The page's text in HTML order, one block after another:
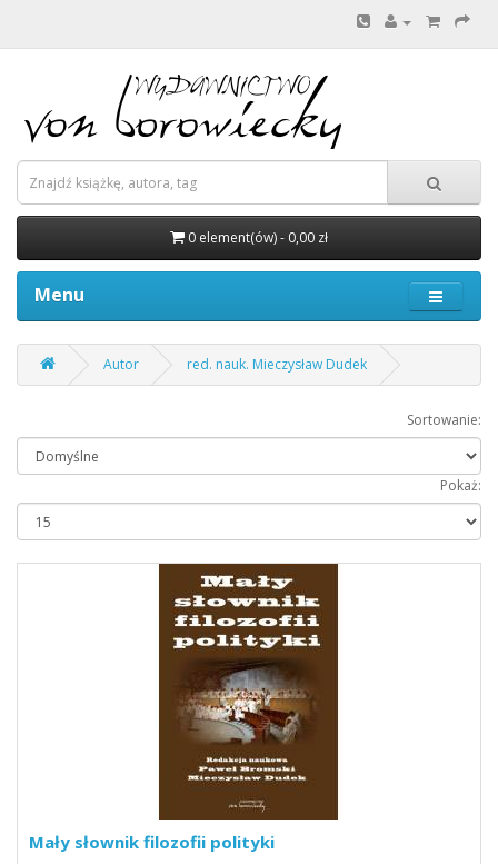
0 element(ów) - 0,00 zł
Menu
Autor red. nauk. Mieczysław Dudek
Sortowanie:
Pokaż:
Mały słownik filozofii polityki